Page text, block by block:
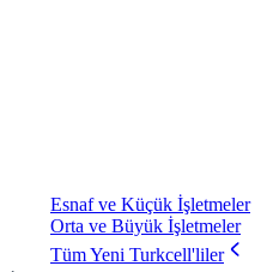
Esnaf ve Küçük İşletmeler
Orta ve Büyük İşletmeler
Tüm Yeni Turkcell'liler